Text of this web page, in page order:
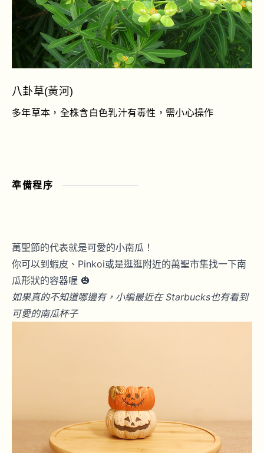
八卦草(黃河)
多年草本，全株含白色乳汁有毒性，需小心操作
準備程序
萬聖節的代表就是可愛的小南瓜！
你可以到蝦皮、Pinkoi或是逛逛附近的萬聖市集找一下南
瓜形狀的容器喔 🎃
如果真的不知道哪邊有，小編最近在Starbucks也有看到
可愛的南瓜杯子